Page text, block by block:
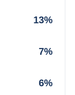
13%
7%
6%